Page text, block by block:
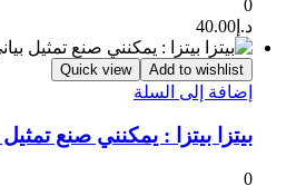
0
د.إ 40.00
Add to wishlist
Quick view
إضافة إلى السلة
بيتزا بيتزا : يمكنني صنع تمثيل
0